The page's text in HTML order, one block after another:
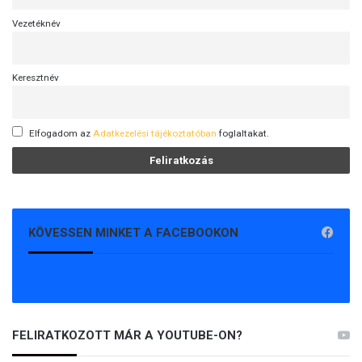
Vezetéknév
Keresztnév
Elfogadom az Adatkezelési tájékoztatóban foglaltakat.
KÖVESSEN MINKET A FACEBOOKON
FELIRATKOZOTT MÁR A YOUTUBE-ON?